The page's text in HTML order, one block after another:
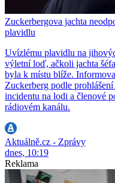
Zuckerbergova jachta
plavidlu
Uvízlému plavidlu na
výletní loď, ačkoli jachta
byla k místu blíže.
Zuckerberg podle
incidentu na lodi a členové
rádiovém kanálu.
Aktuálně.cz - Zprávy
dnes, 10:19
Reklama